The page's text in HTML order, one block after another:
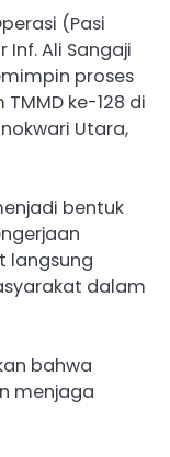
(Pasi
Inf. Ali Sangaji
proses
ke-128 di
Utara,
bentuk
langsung
dalam
bahwa
menjaga